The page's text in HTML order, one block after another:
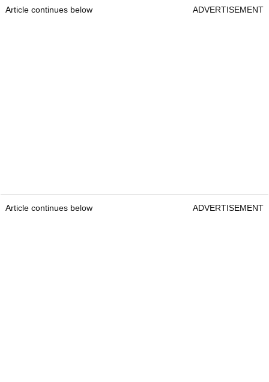
Article continues below ADVERTISEMENT
Article continues below ADVERTISEMENT